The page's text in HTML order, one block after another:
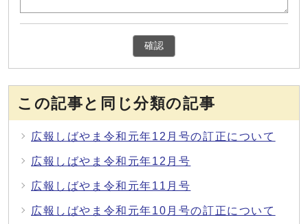
確認
この記事と同じ分類の記事
広報しばやま令和元年12月号の訂正について
広報しばやま令和元年12月号
広報しばやま令和元年11月号
広報しばやま令和元年10月号の訂正について